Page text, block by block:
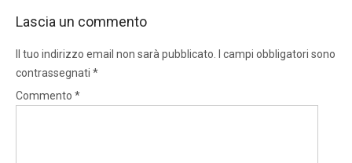
Lascia un commento
Il tuo indirizzo email non sarà pubblicato.
I campi obbligatori sono
contrassegnati *
Commento *